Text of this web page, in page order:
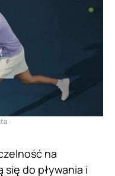
na
się do pływania i